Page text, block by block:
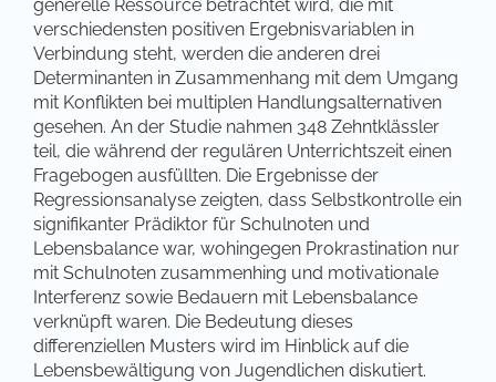
generelle Ressource betrachtet wird, die mit
verschiedensten positiven Ergebnisvariablen in
Verbindung steht, werden die anderen drei
Determinanten in Zusammenhang mit dem Umgang
mit Konflikten bei multiplen Handlungsalternativen
gesehen. An der Studie nahmen 348 Zehntklässler
teil, die während der regulären Unterrichtszeit einen
Fragebogen ausfüllten. Die Ergebnisse der
Regressionsanalyse zeigten, dass Selbstkontrolle ein
signifikanter Prädiktor für Schulnoten und
Lebensbalance war, wohingegen Prokrastination nur
mit Schulnoten zusammenhing und motivationale
Interferenz sowie Bedauern mit Lebensbalance
verknüpft waren. Die Bedeutung dieses
differenziellen Musters wird im Hinblick auf die
Lebensbewältigung von Jugendlichen diskutiert.